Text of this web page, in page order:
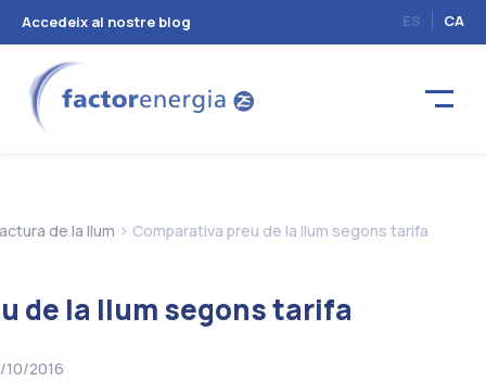
Accedeix al nostre blog ES CA
de la llum > Comparativa preu de la llum segons tarifa
de la llum segons tarifa
10/2016